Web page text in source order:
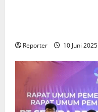
Reporter 10 Juni 2025